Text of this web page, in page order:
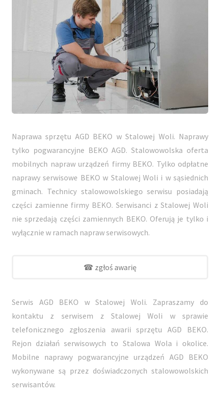
Naprawa sprzętu AGD BEKO w Stalowej Woli. Naprawy
tylko pogwarancyjne BEKO AGD. Stalowowolska oferta
mobilnych napraw urządzeń firmy BEKO. Tylko odpłatne
naprawy serwisowe BEKO w Stalowej Woli i w sąsiednich
gminach. Technicy stalowowolskiego serwisu posiadają
części zamienne firmy BEKO. Serwisanci z Stalowej Woli
nie sprzedają części zamiennych BEKO. Oferują je tylko i
wyłącznie w ramach napraw serwisowych.
☎ zgłoś awarię
Serwis AGD BEKO w Stalowej Woli. Zapraszamy do
kontaktu z serwisem z Stalowej Woli w sprawie
telefonicznego zgłoszenia awarii sprzętu AGD BEKO.
Rejon działań serwisowych to Stalowa Wola i okolice.
Mobilne naprawy pogwarancyjne urządzeń AGD BEKO
wykonywane są przez doświadczonych stalowowolskich
serwisantów.